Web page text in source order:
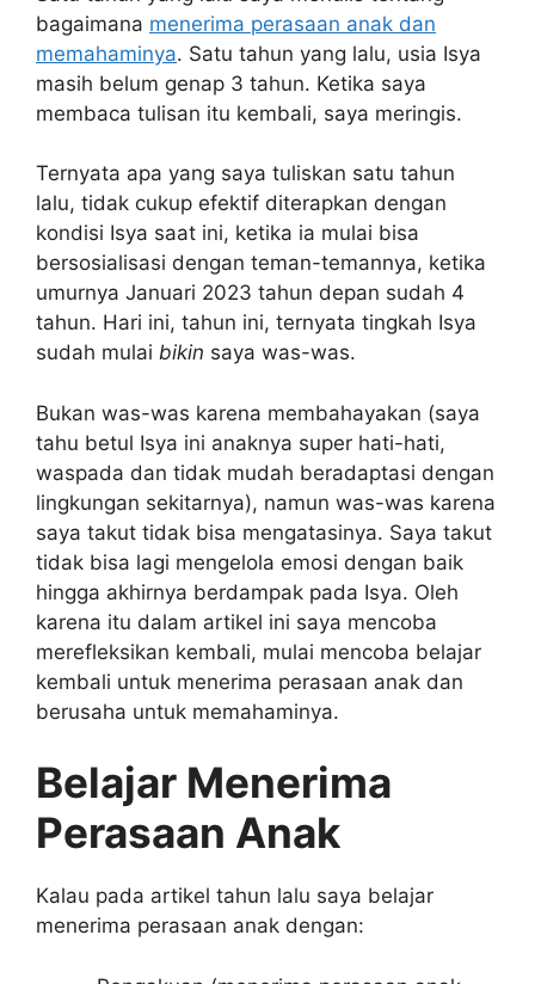
bagaimana menerima perasaan anak dan
memahaminya. Satu tahun yang lalu, usia Isya
masih belum genap 3 tahun. Ketika saya
membaca tulisan itu kembali, saya meringis.
Ternyata apa yang saya tuliskan satu tahun
lalu, tidak cukup efektif diterapkan dengan
kondisi Isya saat ini, ketika ia mulai bisa
bersosialisasi dengan teman-temannya, ketika
umurnya Januari 2023 tahun depan sudah 4
tahun. Hari ini, tahun ini, ternyata tingkah Isya
sudah mulai bikin saya was-was.
Bukan was-was karena membahayakan (saya
tahu betul Isya ini anaknya super hati-hati,
waspada dan tidak mudah beradaptasi dengan
lingkungan sekitarnya), namun was-was karena
saya takut tidak bisa mengatasinya. Saya takut
tidak bisa lagi mengelola emosi dengan baik
hingga akhirnya berdampak pada Isya. Oleh
karena itu dalam artikel ini saya mencoba
merefleksikan kembali, mulai mencoba belajar
kembali untuk menerima perasaan anak dan
berusaha untuk memahaminya.
Belajar Menerima
Perasaan Anak
Kalau pada artikel tahun lalu saya belajar
menerima perasaan anak dengan: